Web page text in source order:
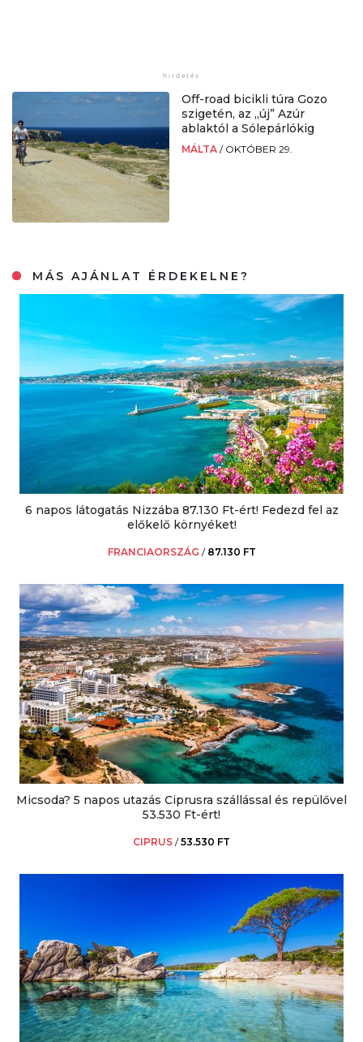
Off-road bicikli túra Gozo
szigetén, az „új” Azúr
ablaktól a Sólepárlókig
MÁLTA / OKTÓBER 29.
MÁS AJÁNLAT ÉRDEKELNE?
6 napos látogatás Nizzába 87.130 Ft-ért! Fedezd fel az
előkelő környéket!
FRANCIAORSZÁG / 87.130 FT
Micsoda? 5 napos utazás Ciprusra szállással és repülővel
53.530 Ft-ért!
CIPRUS /53.530 FT